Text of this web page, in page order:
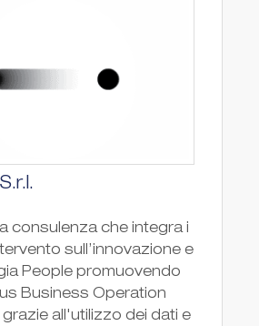
consulenza che integra i
sull’innovazione e
People promuovendo
Business Operation
all'utilizzo dei dati e